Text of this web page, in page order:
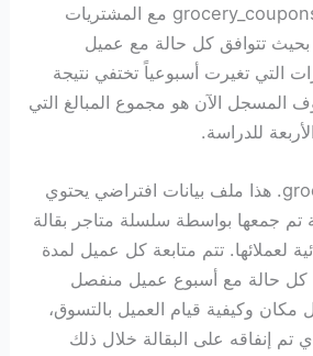
هو ملف بيانات grocery_coupons.sav مع المشتريات
بحيث تتوافق كل حالة مع عميل
التي تغيرت أسبوعياً تختفي نتيجة
المسجل الآن هو مجموع المبالغ التي
للدراسة.
grocery_coupons.sav. هذا ملف بيانات افتراضي يحتوي
تم جمعها بواسطة سلسلة متاجر بقالة
لعملائها. تتم متابعة كل عميل لمدة
كل حالة مع أسبوع عميل منفصل
وكيفية قيام العميل بالتسوق،
تم إنفاقه على البقالة خلال ذلك